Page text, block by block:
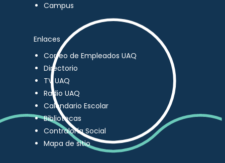
Campus
Enlaces
Correo de Empleados UAQ
Directorio
TV UAQ
Radio UAQ
Calendario Escolar
Bibliotecas
Contraloría Social
Mapa de sitio